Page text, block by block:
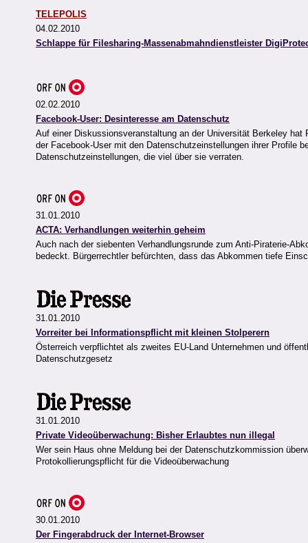
TELEPOLIS
04.02.2010
Schlappe für Filesharing-Massenabmahndienstleister
02.02.2010
Facebook-User: Desinteresse am Datenschutz
Auf einer Diskussionsveranstaltung an der Universität Berkeley
der Facebook-User mit den Datenschutzeinstellungen ihrer Profile
Datenschutzeinstellungen, die viel über sie verraten.
31.01.2010
ACTA: Verhandlungen weiterhin geheim
Auch nach der siebenten Verhandlungsrunde zum Anti-Piraterie-
bedeckt. Bürgerrechtler befürchten, dass das Abkommen tiefe
31.01.2010
Vorreiter bei Informationspflicht mit kleinen Stolperern
Österreich verpflichtet als zweites EU-Land Unternehmen und
Datenschutzgesetz
31.01.2010
Private Videoüberwachung: Bisher Erlaubtes nun illegal
Wer sein Haus ohne Meldung bei der Datenschutzkommission
Protokollierungspflicht für die Videoüberwachung
30.01.2010
Der Fingerabdruck der Internet-Browser